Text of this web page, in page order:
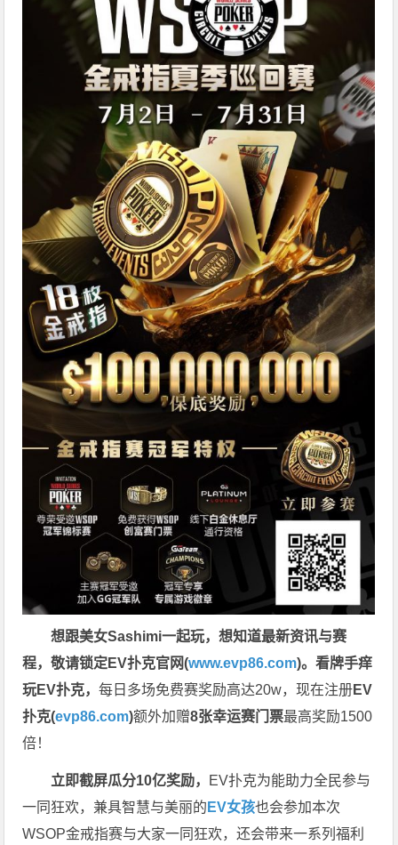
想跟美女Sashimi一起玩，想知道最新资讯与赛
程，敬请锁定EV扑克官网(www.evp86.com)。看牌手痒
玩EV扑克，每日多场免费赛奖励高达20w，现在注册EV
扑克(evp86.com)额外加赠8张幸运赛门票最高奖励1500
倍！
立即截屏瓜分10亿奖励， EV扑克为能助力全民参与
一同狂欢，兼具智慧与美丽的 EV女孩也会参加本次
WSOP金戒指赛与大家一同狂欢，还会带来一系列福利